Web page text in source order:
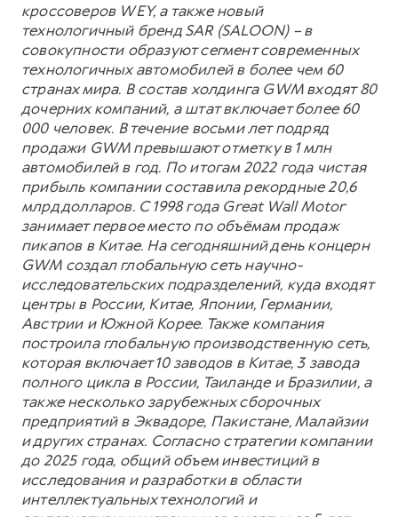
кроссоверов WEY, а также новый
технологичный бренд SAR (SALOON) – в
совокупности образуют сегмент современных
технологичных автомобилей в более чем 60
странах мира. В состав холдинга GWM входят 80
дочерних компаний, а штат включает более 60
000 человек. В течение восьми лет подряд
продажи GWM превышают отметку в 1 млн
автомобилей в год. По итогам 2022 года чистая
прибыль компании составила рекордные 20,6
млрд долларов. С 1998 года Great Wall Motor
занимает первое место по объёмам продаж
пикапов в Китае. На сегодняшний день концерн
GWM создал глобальную сеть научно-
исследовательских подразделений, куда входят
центры в России, Китае, Японии, Германии,
Австрии и Южной Корее. Также компания
построила глобальную производственную сеть,
которая включает 10 заводов в Китае, 3 завода
полного цикла в России, Таиланде и Бразилии, а
также несколько зарубежных сборочных
предприятий в Эквадоре, Пакистане, Малайзии
и других странах. Согласно стратегии компании
до 2025 года, общий объем инвестиций в
исследования и разработки в области
интеллектуальных технологий и